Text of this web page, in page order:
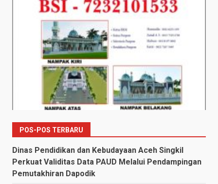
POS-POS TERBARU
Dinas Pendidikan dan Kebudayaan Aceh Singkil
Perkuat Validitas Data PAUD Melalui Pendampingan
Pemutakhiran Dapodik